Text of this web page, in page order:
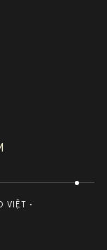
VIỆT •